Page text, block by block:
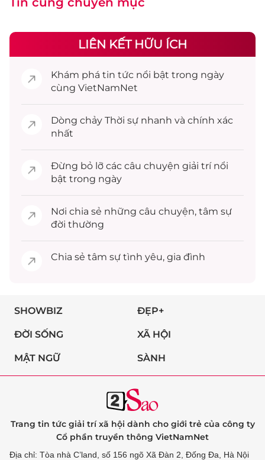
LIÊN KẾT HỮU ÍCH
Khám phá tin tức nổi bật trong ngày
cùng VietNamNet
Dòng chảy Thời sự nhanh và chính xác
nhất
Đừng bỏ lỡ các câu chuyện giải trínổi
bật trong ngày
Nơi chia sẻ những câu chuyện, tâm sự
đời thường
Chia sẻ tâm sự tình yêu, gia đình
SHOWBIZ ĐẸP+
ĐỜI SỐNG XÃ HỘI
MẬT NGỮ SÀNH
Trang tin tức giải trí xã hội dành cho giới trẻ của công ty
Cổ phần truyền thông VietNamNet
Địa chỉ: Tòa nhà C’land, số 156 ngõ Xã Đàn 2, Đống Đa, Hà Nội